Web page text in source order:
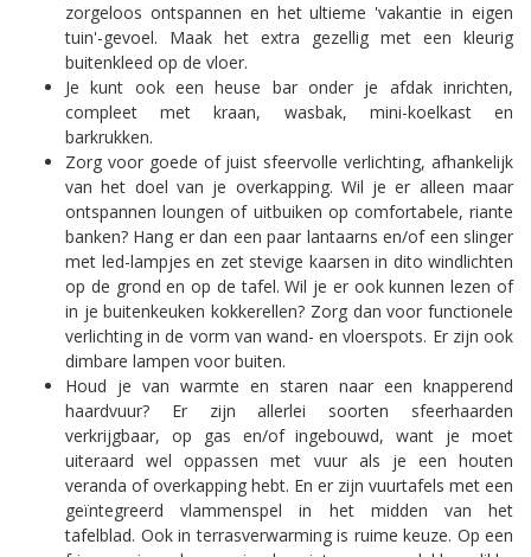
zorgeloos ontspannen en het ultieme 'vakantie in eigen
tuin'-gevoel. Maak het extra gezellig met een kleurig
buitenkleed op de vloer.
Je kunt ook een heuse bar onder je afdak inrichten,
compleet met kraan, wasbak, mini-koelkast en
barkrukken.
Zorg voor goede of juist sfeervolle verlichting, afhankelijk
van het doel van je overkapping. Wil je er alleen maar
ontspannen loungen of uitbuiken op comfortabele, riante
banken? Hang er dan een paar lantaarns en/of een slinger
met led-lampjes en zet stevige kaarsen in dito windlichten
op de grond en op de tafel. Wil je er ook kunnen lezen of
in je buitenkeuken kokkerellen? Zorg dan voor functionele
verlichting in de vorm van wand- en vloerspots. Er zijn ook
dimbare lampen voor buiten.
Houd je van warmte en staren naar een knapperend
haardvuur? Er zijn allerlei soorten sfeerhaarden
verkrijgbaar, op gas en/of ingebouwd, want je moet
uiteraard wel oppassen met vuur als je een houten
veranda of overkapping hebt. En er zijn vuurtafels met een
geïntegreerd vlammenspel in het midden van het
tafelblad. Ook in terrasverwarming is ruime keuze. Op een